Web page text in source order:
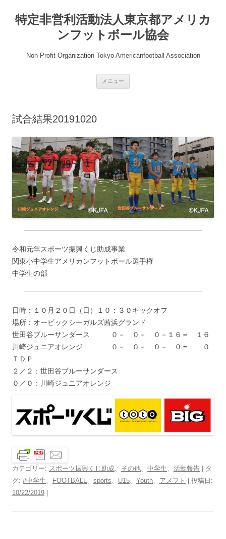
テ
ン
特定非営利活動法人東京都アメリカ
ンフットボール協会
Non Profit Organization Tokyo Americanfootball Association
メニュー
試合結果20191020
令和元年スポーツ振興くじ助成事業
関東小中学生アメリカンフットボール選手権
中学生の部
日時：１０月２０日（日）１０：３０キックオフ
場所：オービックシーガルズ茜浜グランド
世田谷ブルーサンダース ０－ ０－ ０－１６＝ １６
川崎ジュニアオレンジ ０－ ０－ ０－ ０＝ ０
ＴＤＰ
２／２：世田谷ブルーサンダース
０／０：川崎ジュニアオレンジ
カテゴリー: スポーツ振興くじ助成、 その他、 中学生、 活動報告 | タ
グ: #中学生、 FOOTBALL、 sports、 U15、 Youth、 アメフト
| 投稿日:
10/22/2019